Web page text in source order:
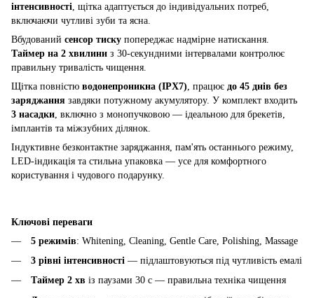
інтенсивності , щітка адаптується до індивідуальних потреб,
включаючи чутливі зуби та ясна.
Вбудований сенсор тиску попереджає надмірне натискання.
Таймер на 2 хвилини з 30-секундними інтервалами контролює
правильну тривалість чищення.
Щітка повністю водонепроникна (IPX7) , працює до 45 днів без
заряджання завдяки потужному акумулятору. У комплект входить
3 насадки , включно з монопучковою — ідеальною для брекетів,
імплантів та міжзубних ділянок.
Індуктивне безконтактне заряджання, пам'ять останнього режиму,
LED-індикація та стильна упаковка — усе для комфортного
користування і чудового подарунку.
Ключові переваги
5 режимів: Whitening, Cleaning, Gentle Care, Polishing, Massage
3 рівні інтенсивності — підлаштовуються під чутливість емалі
Таймер 2 хв із паузами 30 с — правильна техніка чищення